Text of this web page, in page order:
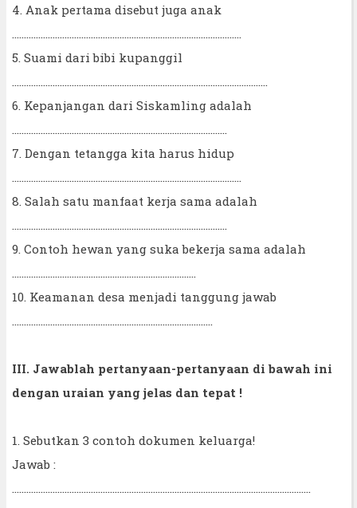
4. Anak pertama disebut juga anak
5. Suami dari bibi kupanggil
6. Kepanjangan dari Siskamling adalah
7. Dengan tetangga kita harus hidup
8. Salah satu manfaat kerja sama adalah
9. Contoh hewan yang suka bekerja sama adalah
10. Keamanan desa menjadi tanggung jawab
III. Jawablah pertanyaan-pertanyaan di bawah ini
dengan uraian yang jelas dan tepat !
1. Sebutkan 3 contoh dokumen keluarga!
Jawab :